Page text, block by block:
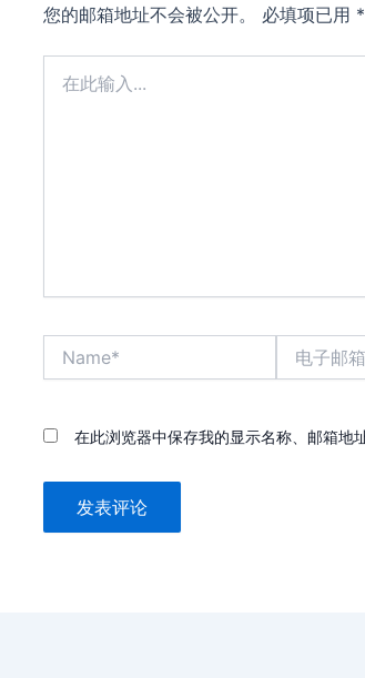
您的邮箱地址不会被公开。 必填项已用 *
*
在此浏览器中保存我的显示名称、邮箱地